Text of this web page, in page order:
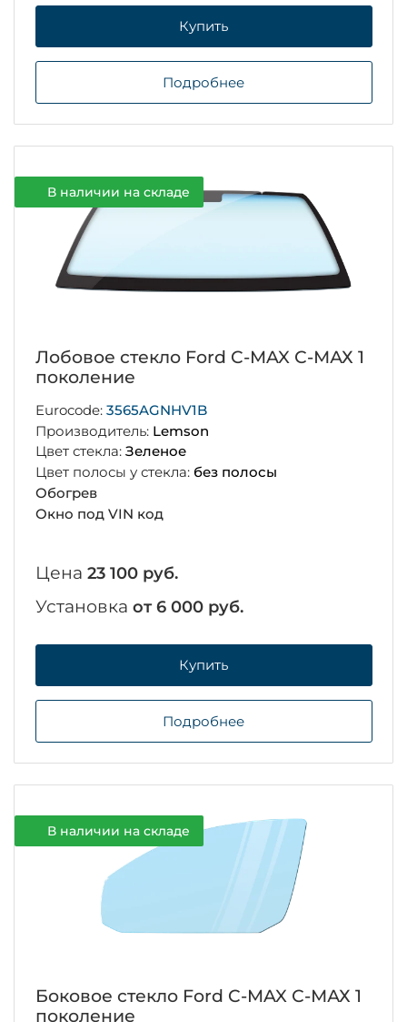
Купить
Подробнее
В наличии на складе
Лобовое стекло Ford C-MAX С-МАХ 1
поколение
Eurocode: 3565AGNHV1B
Производитель: Lemson
Цвет стекла: Зеленое
Цвет полосы у стекла: без полосы
Обогрев
Окно под VIN код
Цена 23 100 руб.
Установка от 6 000 руб.
Купить
Подробнее
В наличии на складе
Боковое стекло Ford C-MAX С-МАХ 1
поколение